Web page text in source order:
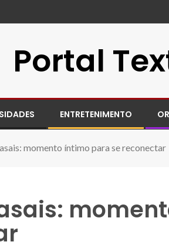
Portal
ENTRETENIMENTO
momento íntimo para se reconectar